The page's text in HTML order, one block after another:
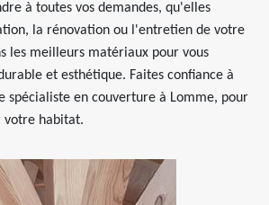
à toutes vos demandes, qu'elles
la rénovation ou l'entretien de votre
les meilleurs matériaux pour vous
et esthétique. Faites confiance à
spécialiste en couverture à Lomme, pour
votre habitat.